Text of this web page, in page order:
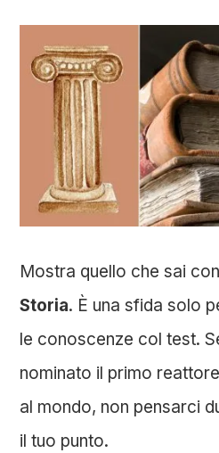
Mostra quello che sai
Storia. È una sfida solo
le conoscenze col test.
nominato il primo
al mondo, non pensarci
il tuo punto.